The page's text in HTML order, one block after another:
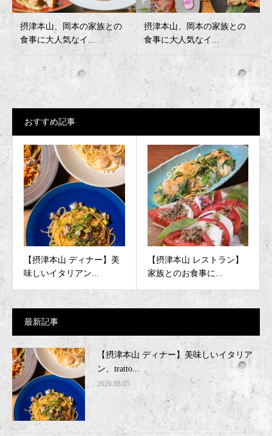
摂津本山、岡本の家族との
食事に大人気なイ...
摂津本山、岡本の家族との
食事に大人気なイ...
おすすめ記事
【摂津本山 ディナー】美
味しいイタリアン...
【摂津本山 レストラン】
家族とのお食事に...
最新記事
【摂津本山 ディナー】美味しいイタリア
ン、tratto...
2026.08.05